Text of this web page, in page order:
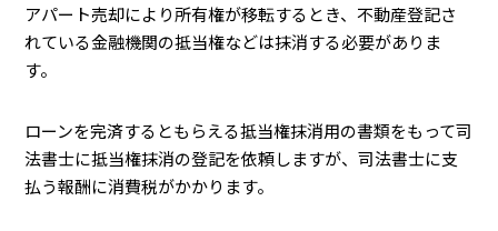
アパート売却により所有権が移転するとき、不動産登記さ
れている金融機関の抵当権などは抹消する必要がありま
す。
ローンを完済するともらえる抵当権抹消用の書類をもって司
法書士に抵当権抹消の登記を依頼しますが、司法書士に支
払う報酬に消費税がかかります。